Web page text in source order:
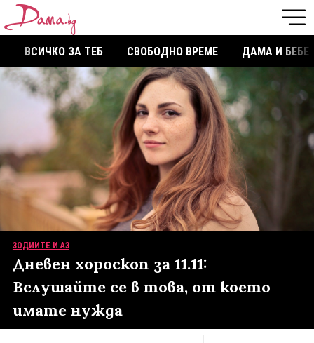
ВСИЧКО ЗА ТЕБ СВОБОДНО ВРЕМЕ ДАМА И БЕБЕ
ЗОДИИТЕ И АЗ
Дневен хороскоп за 11.11:
Вслушайте се в това, от което
имате нужда